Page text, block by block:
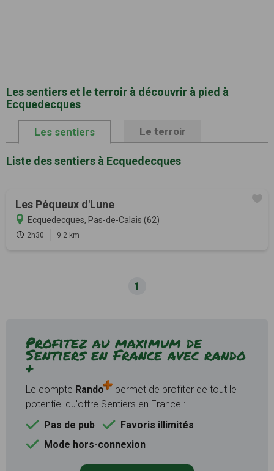
Les sentiers et le terroir à découvrir à pied à
Ecquedecques
Les sentiers Le terroir
Liste des sentiers à Ecquedecques
Les Péqueux d'Lune
Ecquedecques, Pas-de-Calais (62)
2h30 9.2 km
1
Profitez au maximum de
Sentiers en France avec rando
+
Le compte Rando
permet de profiter de tout le
potentiel qu'offre Sentiers en France :
Pas de pub
Favoris illimités
Mode hors-connexion